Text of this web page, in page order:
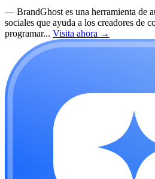
— BrandGhost es una herramienta de
sociales que ayuda a los creadores de
programar... Visita ahora →